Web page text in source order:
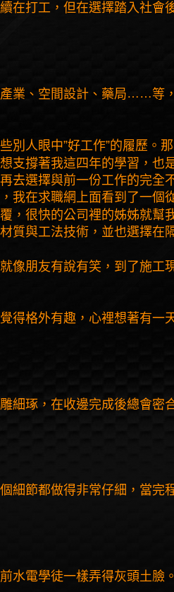
在打工，但在選擇踏入社會
業、空間設計、藥局……等
別人眼中”好工作”的履歷。
支撐著我這四年的學習，也
去選擇與前一份工作的完全
我在求職網上面看到了一個
，很快的公司裡的姊姊就幫
質與工法技術，並也選擇在
像朋友有說有笑，到了施工
得格外有趣，心裡想著有一
細琢，在收邊完成後總會密
細節都做得非常仔細，當完
水電學徒一樣弄得灰頭土臉。